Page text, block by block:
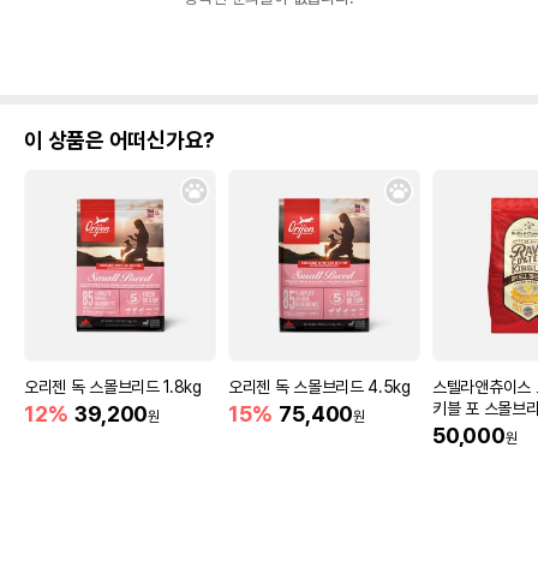
이 상품은 어떠신가요?
오리젠 독 스몰브리드 1.8kg
12% 39,200원
오리젠 독 스몰브리드 4.5kg
15% 75,400원
스텔라앤츄이스
키블 포 스몰브
리 치킨 1.6kg
50,000원